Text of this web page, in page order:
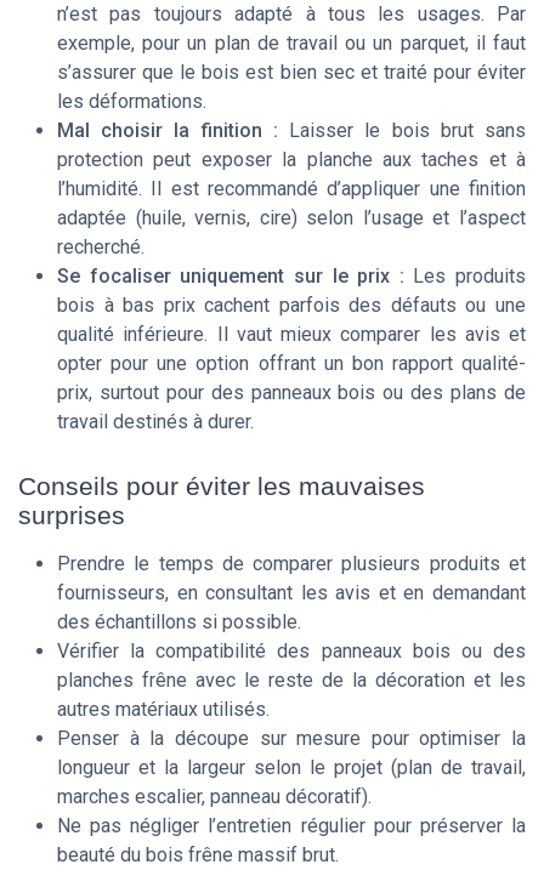
n’est pas toujours adapté à tous les usages. Par
exemple, pour un plan de travail ou un parquet, il faut
s’assurer que le bois est bien sec et traité pour éviter
les déformations.
Mal choisir la finition : Laisser le bois brut sans
protection peut exposer la planche aux taches et à
l’humidité. Il est recommandé d’appliquer une finition
adaptée (huile, vernis, cire) selon l’usage et l’aspect
recherché.
Se focaliser uniquement sur le prix : Les produits
bois à bas prix cachent parfois des défauts ou une
qualité inférieure. Il vaut mieux comparer les avis et
opter pour une option offrant un bon rapport qualité-
prix, surtout pour des panneaux bois ou des plans de
travail destinés à durer.
Conseils pour éviter les mauvaises
surprises
Prendre le temps de comparer plusieurs produits et
fournisseurs, en consultant les avis et en demandant
des échantillons si possible.
Vérifier la compatibilité des panneaux bois ou des
planches frêne avec le reste de la décoration et les
autres matériaux utilisés.
Penser à la découpe sur mesure pour optimiser la
longueur et la largeur selon le projet (plan de travail,
marches escalier, panneau décoratif).
Ne pas négliger l’entretien régulier pour préserver la
beauté du bois frêne massif brut.